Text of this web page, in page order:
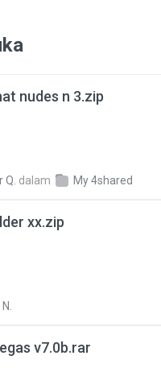
nudes n 3.zip
Q. dalam My 4shared
xx.zip
v7.0b.rar